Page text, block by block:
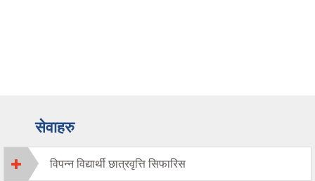
सेवाहरु
विपन्न विद्यार्थी छात्रवृत्ति सिफारिस